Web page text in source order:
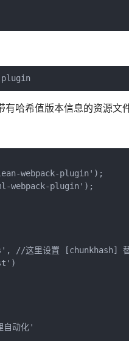
plugin
哈希值版本信息的资源文件
webpack-plugin');
webpack-plugin');
这里设置 [chunkhash] 替
动化'